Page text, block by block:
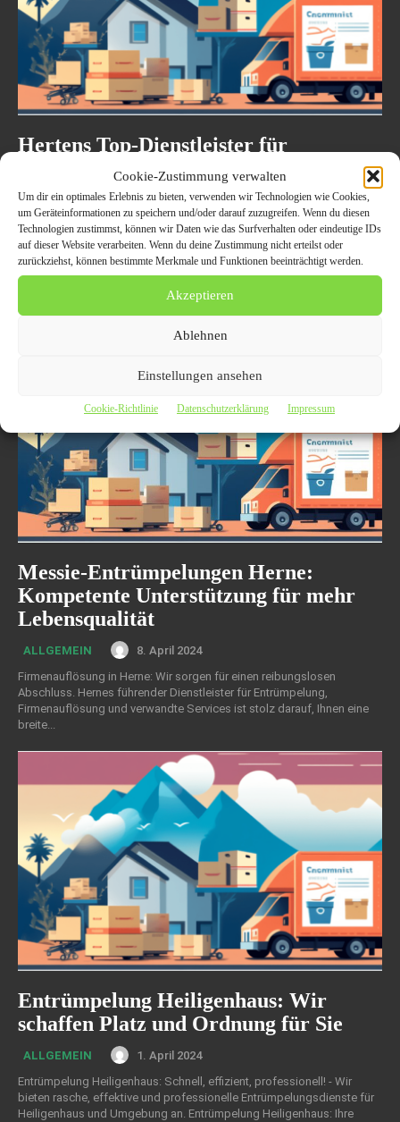
Cookie-Zustimmung verwalten
Um dir ein optimales Erlebnis zu bieten, verwenden wir Technologien wie Cookies,
um Geräteinformationen zu speichern und/oder darauf zuzugreifen. Wenn du diesen
Technologien zustimmst, können wir Daten wie das Surfverhalten oder eindeutige IDs
auf dieser Website verarbeiten. Wenn du deine Zustimmung nicht erteilst oder
zurückziehst, können bestimmte Merkmale und Funktionen beeinträchtigt werden.
Akzeptieren
Ablehnen
Einstellungen ansehen
Cookie-Richtlinie Datenschutzerklärung Impressum
Hertens Top-Dienstleister für
Entrümpelung und Firmenauflösung:
Wir machen Platz für Neues
ALLGEMEIN
12. April 2024
Entrümpelungsservice Herten: Wir kümmern uns um Ihre
Auflösungsbedürfnisse, egal wie groß oder kompliziert Von der
professionellen Haushaltsauflösung bis zur schnellen und effizienten
Messie-Entrümpelungen Herne:
Kompetente Unterstützung für mehr
Lebensqualität
ALLGEMEIN
8. April 2024
Firmenauflösung in Herne: Wir sorgen für einen reibungslosen
Abschluss. Hernes führender Dienstleister für Entrümpelung,
Firmenauflösung und verwandte Services ist stolz darauf, Ihnen eine
breite...
Entrümpelung Heiligenhaus: Wir
schaffen Platz und Ordnung für Sie
ALLGEMEIN
1. April 2024
Entrümpelung Heiligenhaus: Schnell, effizient, professionell! - Wir
bieten rasche, effektive und professionelle Entrümpelungsdienste für
Heiligenhaus und Umgebung an. Entrümpelung Heiligenhaus: Ihre